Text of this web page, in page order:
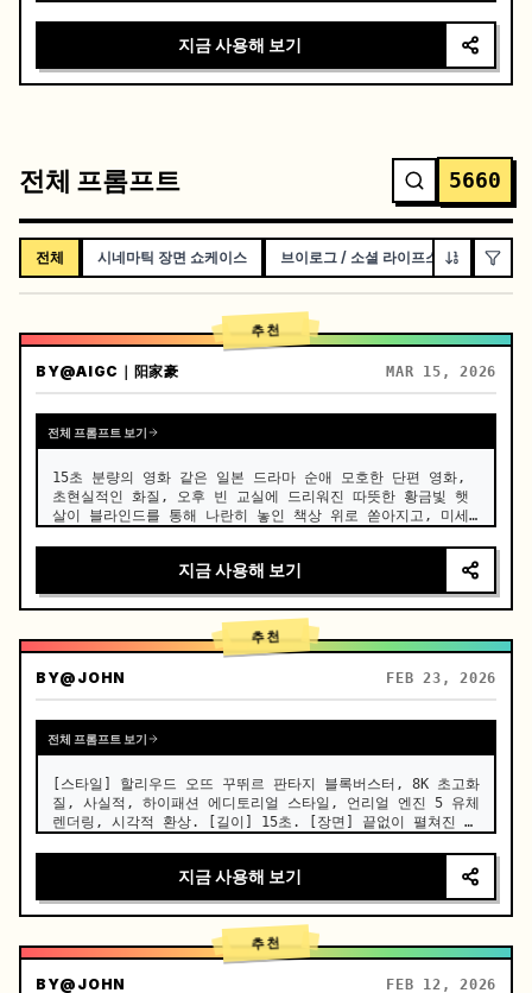
지금 사용해 보기
전체 프롬프트 5660
전체 시네마틱 장면 쇼케이스 브이로그 / 소셜 라이프스타일
추천
BY@AIGC｜阳家豪 MAR 15, 2026
전체 프롬프트 보기
15초 분량의 영화 같은 일본 드라마 순애 모호한 단편 영화,
초현실적인 화질, 오후 빈 교실에 드리워진 따뜻한 황금빛 햇
살이 블라인드를 통해 나란히 놓인 책상 위로 쏟아지고, 미세
극도로 자연스럽고 미묘한 움직임, 호흡, 눈빛의 긴장감, 캐릭
터들은 변형, 흐트러짐, 아티팩트 없이 일관된 얼굴, 의상, 헤
어스타일을 유지하며, 호흡에 맞춰 실제 가슴이 미세하게 오르
내리고, 얕은 피사계 심도, 크리미하게…
지금 사용해 보기
추천
BY@JOHN FEB 23, 2026
전체 프롬프트 보기
[스타일] 할리우드 오뜨 꾸뛰르 판타지 블록버스터, 8K 초고화
질, 사실적, 하이패션 에디토리얼 스타일, 언리얼 엔진 5 유체
렌더링, 시각적 환상. [길이] 15초. [장면] 끝없이 펼쳐진 실
로 가득하고, 땅은 모든 것을 거울처럼 완벽하게 반사하며, 전
체적인 그림은 미니멀하고 차가운 톤을 연출한다. [00:00-
00:05] 샷 1: 오뜨 꾸뛰르 등장과 도자기 피부. 카메라 위
치: 극도로 낮은 앵글의…
지금 사용해 보기
추천
BY@JOHN FEB 12, 2026